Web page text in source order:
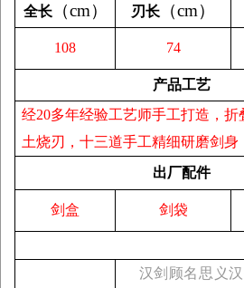
全长（cm） 刃长 （cm）
108 74
产品工艺
经20多年经验工艺师手工打造，折
土烧刃，十三道手工精细研磨剑身
出厂配件
剑盒 剑袋
汉剑顾名思义汉